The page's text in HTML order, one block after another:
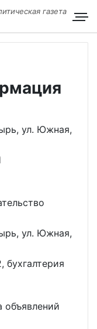
газета
ул. Южная,
ул. Южная,